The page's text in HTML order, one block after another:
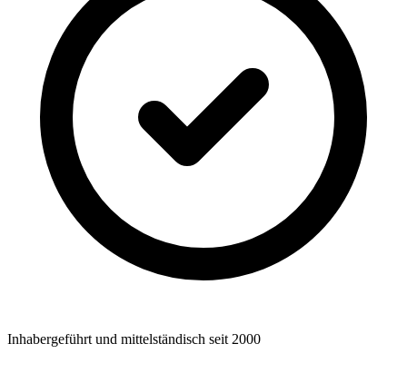
Inhabergeführt und mittelständisch seit 2000